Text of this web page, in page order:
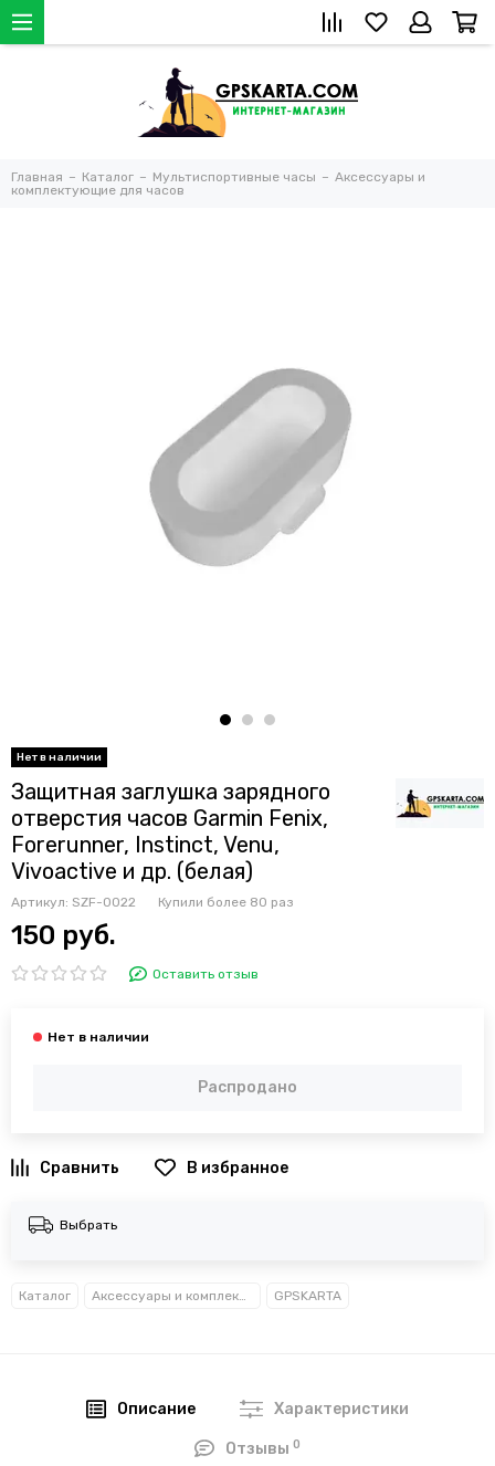
Главная Каталог Мультиспортивные часы
Аксессуары и
комплектующие для часов
Защитная заглушка зарядного
отверстия часов Garmin Fenix,
Forerunner, Instinct, Venu,
Vivoactive и др. (белая)
Артикул: SZF-0022 Купили более 80 раз
150 руб.
Оставить отзыв
Распродано
В избранное
Выбрать
Каталог Аксессуары и комплектующие для часов GPSKARTA
Описание Характеристики
Отзывы0